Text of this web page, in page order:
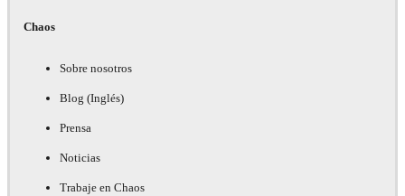
Chaos
Sobre nosotros
Blog (Inglés)
Prensa
Noticias
Trabaje en Chaos